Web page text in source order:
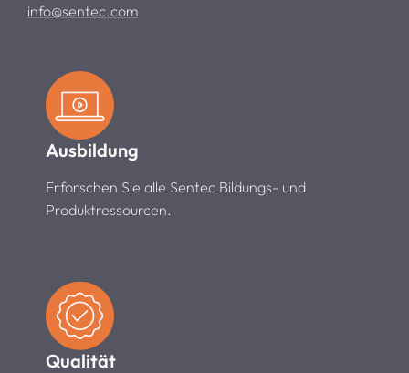
info@sentec.com
Ausbildung
Erforschen Sie alle Sentec Bildungs- und
Produktressourcen.
Qualität